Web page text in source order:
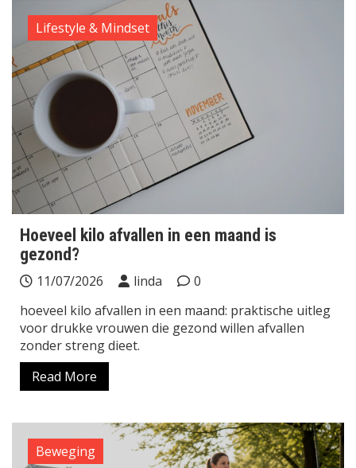
Lifestyle & Mindset
Hoeveel kilo afvallen in een maand is
gezond?
11/07/2026 linda
0
hoeveel kilo afvallen in een maand: praktische uitleg
voor drukke vrouwen die gezond willen afvallen
zonder streng dieet.
Read More
Beweging